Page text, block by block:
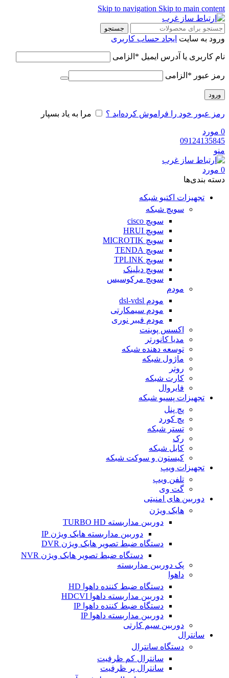
Skip to navigation Skip to main content
جستجو
ورود به سایت ایجاد حساب کاربری
نام کاربری یا آدرس ایمیل * الزامی
رمز عبور * الزامی
ورود
رمز عبور خود را فراموش کرده‌اید ؟ مرا به یاد بسپار
0 مورد
09124135845
منو
0 مورد
دسته‌ بندی‌ها
تجهیزات اکتیو شبکه
سویچ شبکه
سویچ cisco
سویچ HRUI
سویچ MICROTIK
سویچ TENDA
سویچ TPLINK
سویچ دیلینک
سویچ مرکوسیس
مودم
مودم dsl-vdsl
مودم سیمکارتی
مودم فیبر نوری
اکسس پوینت
مدیا کانورتر
توسعه دهنده شبکه
ماژول شبکه
روتر
کارت شبکه
فایروال
تجهیزات پسیو شبکه
پچ پنل
پچ کورد
تستر شبکه
رک
کابل شبکه
کیستون و سوکت شبکه
تجهیزات ویپ
تلفن ویپ
گت وی
دوربین های امنیتی
هایک ویژن
دوربین مداربسته TURBO HD
دوربین مداربسته هایک ویژن IP
دستگاه ضبط تصویر هایک ویژن DVR
دستگاه ضبط تصویر هایک ویژن NVR
پک دوربین مداربسته
داهوا
دستگاه ضبط کننده داهوا HD
دوربین مداربسته داهوا HDCVI
دستگاه ضبط کننده داهوا IP
دوربین مداربسته داهوا IP
دوربین سیم کارتی
سانترال
دستگاه سانترال
سانترال کم ظرفیت
سانترال پر ظرفیت